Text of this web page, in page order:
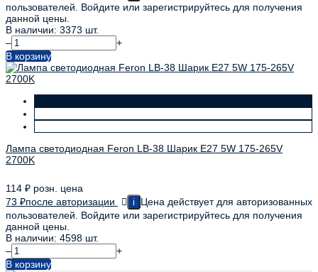
пользователей. Войдите или зарегистрируйтесь для получения
данной цены.
В наличии: 3373 шт.
–
+
В корзину
Лампа светодиодная Feron LB-38 Шарик E27 5W 175-265V
2700K
114 ₽ розн. цена
73 ₽после авторизации i
Цена действует для авторизованных
пользователей. Войдите или зарегистрируйтесь для получения
данной цены.
В наличии: 4598 шт.
–
+
В корзину